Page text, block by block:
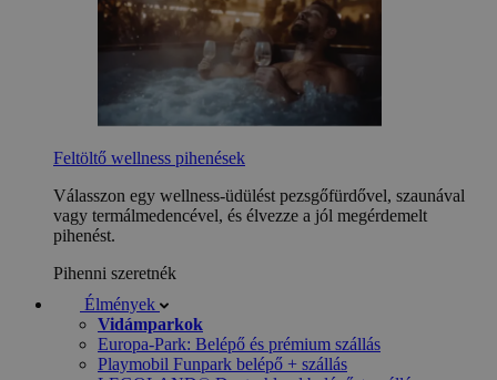
Feltöltő wellness pihenések
Válasszon egy wellness-üdülést pezsgőfürdővel, szaunával
vagy termálmedencével, és élvezze a jól megérdemelt
pihenést.
Pihenni szeretnék
Élmények
Vidámparkok
Europa-Park: Belépő és prémium szállás
Playmobil Funpark belépő + szállás